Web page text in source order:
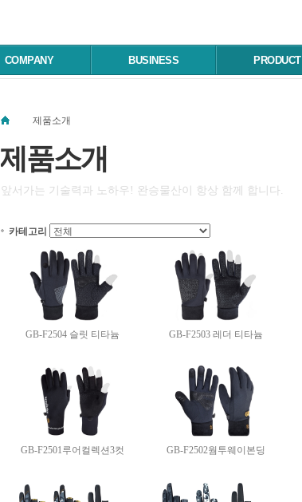
COMPANY BUSINESS PRODUCT
제품소개
제품소개
앞서가는 기술력과 노하우! 완승물산이 항상 함께 합니다.
카테고리
GB-F2504 슬릿 티타늄 GB-F2503 레더 티타늄
GB-F2501루어컬렉션3컷 GB-F2502웜투웨이본딩